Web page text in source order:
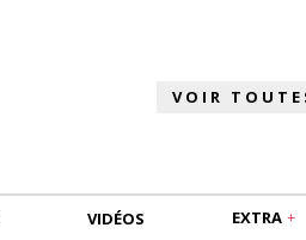
VIDÉOS EXTRA